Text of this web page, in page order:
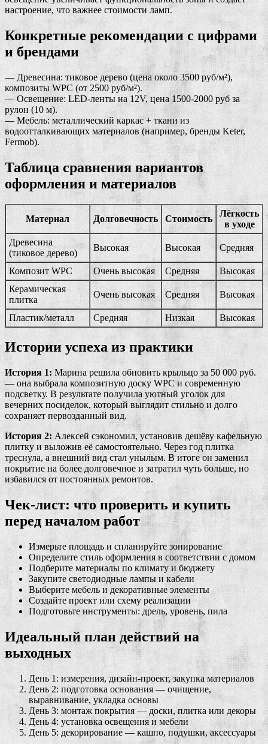
настроение, что важнее стоимости ламп.
Конкретные рекомендации с цифрами
и брендами
— Древесина: тиковое дерево (цена около 3500 руб/м²),
композиты WPC (от 2500 руб/м²).
— Освещение: LED-ленты на 12V, цена 1500-2000 руб за
рулон (10 м).
— Мебель: металлический каркас + ткани из
водоотталкивающих материалов (например, бренды Keter,
Fermob).
Таблица сравнения вариантов
оформления и материалов
Материал Долговечность Стоимость
Лёгкость
в уходе
Древесина
(тиковое дерево)
Высокая Высокая Средняя
Композит WPC Очень высокая Средняя
Высокая
Керамическая
плитка
Очень высокая Средняя Высокая
Пластик/металл Средняя Низкая Высокая
Истории успеха из практики
История 1: Марина решила обновить крыльцо за 50 000 руб.
— она выбрала композитную доску WPC и современную
подсветку. В результате получила уютный уголок для
вечерних посиделок, который выглядит стильно и долго
сохраняет первозданный вид.
История 2: Алексей сэкономил, установив дешёву кафельную
плитку и выложив её самостоятельно. Через год плитка
треснула, а внешний вид стал унылым. В итоге он заменил
покрытие на более долговечное и затратил чуть больше, но
избавился от постоянных ремонтов.
Чек-лист: что проверить и купить
перед началом работ
Измерьте площадь и спланируйте зонирование
Определите стиль оформления в соответствии с домом
Подберите материалы по климату и бюджету
Закупите светодиодные лампы и кабели
Выберите мебель и декоративные элементы
Создайте проект или схему реализации
Подготовьте инструменты: дрель, уровень, пила
Идеальный план действий на
выходных
День 1: измерения, дизайн-проект, закупка материалов
День 2: подготовка основания — очищение,
выравнивание, укладка основы
День 3: монтаж покрытия — доски, плитка или декоры
День 4: установка освещения и мебели
День 5: декорирование — кашпо, подушки, аксессуары